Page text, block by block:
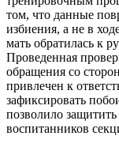
том, что данные
избиения, а не в
мать обратилась к
Проведенная
обращения со
привлечен к
зафиксировать
позволило
воспитанников